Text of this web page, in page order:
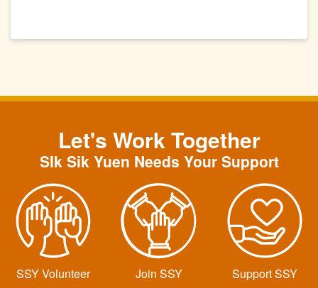
Let's Work Together
SIk Sik Yuen Needs Your Support
SSY Volunteer Join SSY Support SSY